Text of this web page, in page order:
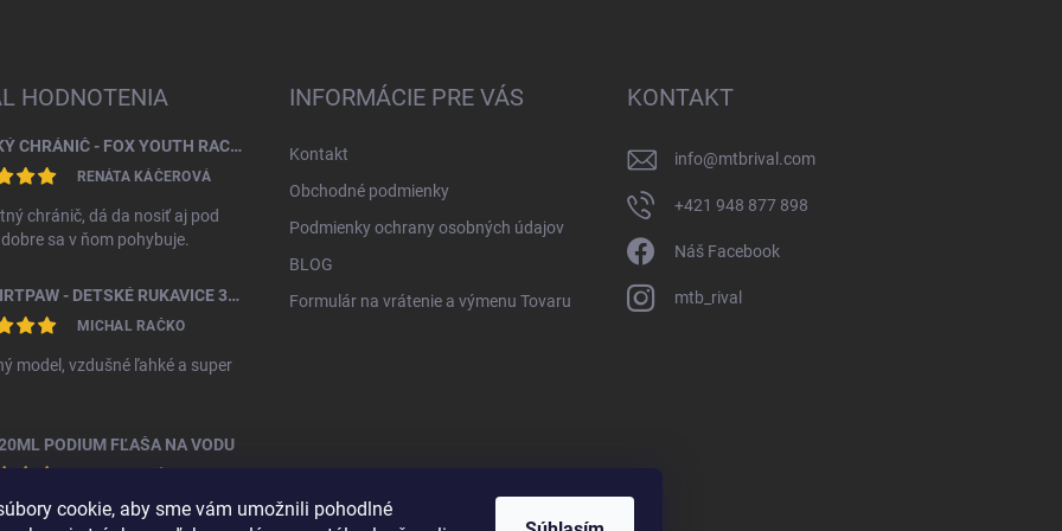
cookie, aby sme vám umožnili pohodlné
HODNOTENIA
DETSKÝ CHRÁNIČ - FOX YOUTH RACEFRAME IMPACT CE CHEST GUARD
RENÁTA KÁČEROVÁ
chránič, dá da nosiť aj pod
sa v ňom pohybuje.
FOX DIRTPAW - DETSKÉ RUKAVICE 3 - 5 ROKOV
MICHAL RAČKO
model, vzdušné ľahké a super
PODIUM FĽAŠA NA VODU
fľáša za vyššiu cenu
INFORMÁCIE PRE VÁS
Kontakt
Obchodné podmienky
Podmienky ochrany osobných údajov
BLOG
Formulár na vrátenie a výmenu Tovaru
KONTAKT
info@mtbrival.com
+421 948 877 898
Náš Facebook
mtb_rival